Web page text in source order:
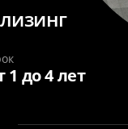
1 до 4 лет